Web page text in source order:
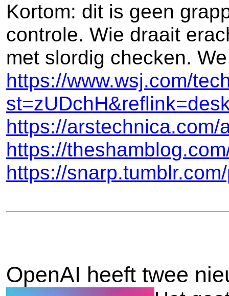
Kortom: dit is geen
controle. Wie draait
met slordig checken.
https://www.wsj.com/
https://
https://
https://
OpenAI heeft twee